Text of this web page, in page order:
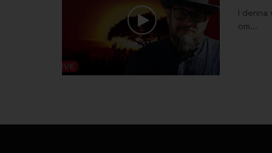
I denna
om...